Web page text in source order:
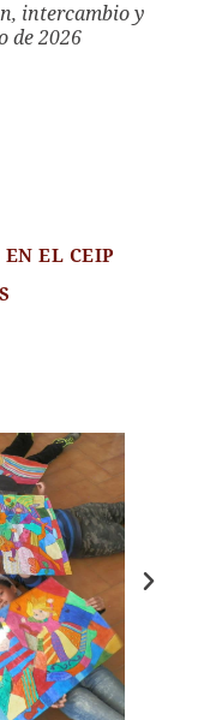
intercambio y
de 2026
EL CEIP